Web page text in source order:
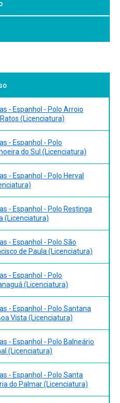
- Espanhol - Polo Arroio
(Licenciatura)
- Espanhol - Polo
do Sul (Licenciatura)
- Espanhol - Polo Herval
- Espanhol - Polo Restinga
(Licenciatura)
- Espanhol - Polo São
de Paula (Licenciatura)
- Espanhol - Polo
(Licenciatura)
- Espanhol - Polo Santana
Vista (Licenciatura)
- Espanhol - Polo Balneário
(Licenciatura)
- Espanhol - Polo Santa
do Palmar (Licenciatura)